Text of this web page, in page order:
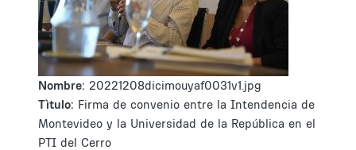
Nombre: 20221208dicimouyaf0031v1.jpg
Tìtulo: Firma de convenio entre la Intendencia de
Montevideo y la Universidad de la República en el
PTI del Cerro